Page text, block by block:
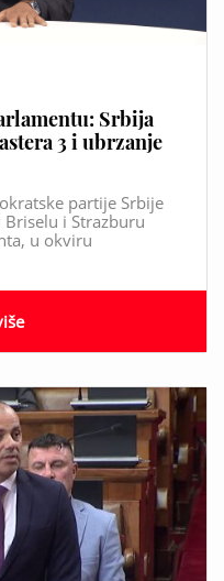
Srbija
3 i ubrzanje
partije Srbije
i Strazburu
u okviru